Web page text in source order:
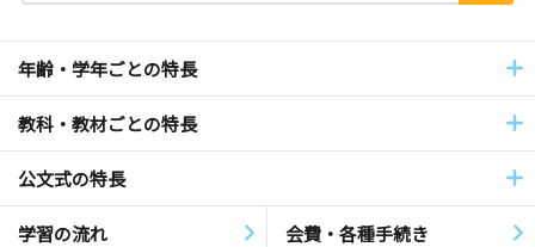
年齢・学年ごとの特長
教科・教材ごとの特長
公文式の特長
学習の流れ 会費・各種手続き